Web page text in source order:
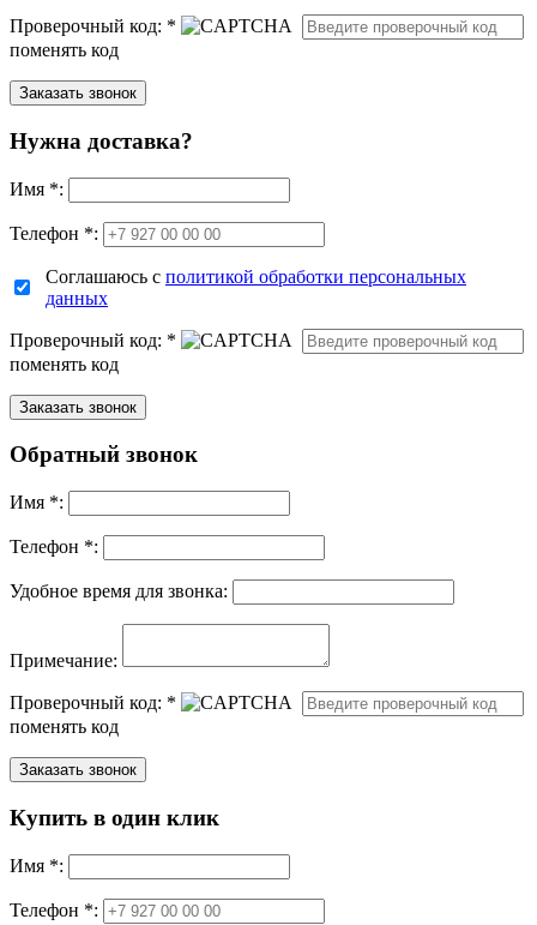
Проверочный код: *
поменять код
Нужна доставка?
Имя *:
Телефон *:
Соглашаюсь с политикой обработки персональных
данных
Проверочный код: *
поменять код
Обратный звонок
Имя *:
Телефон *:
Удобное время для звонка:
Примечание:
Проверочный код: *
поменять код
Купить в один клик
Имя *:
Телефон *: